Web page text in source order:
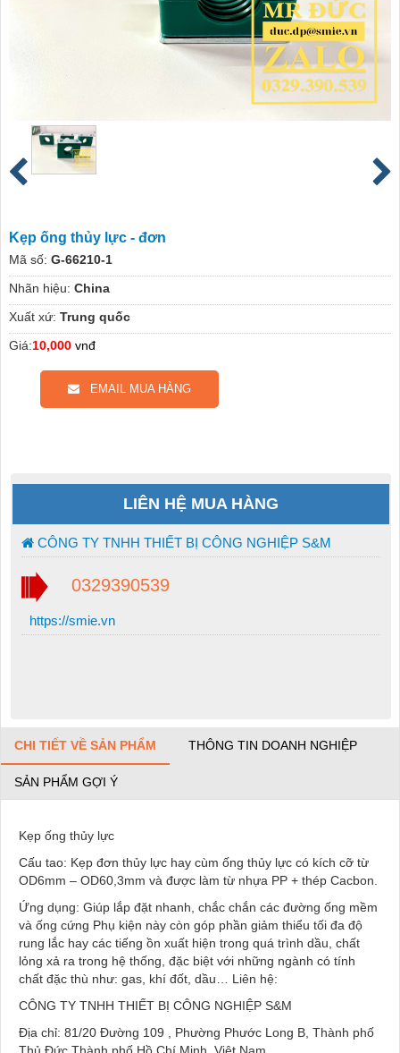
Kẹp ống thủy lực - đơn
Mã số: G-66210-1
Nhãn hiệu: China
Xuất xứ: Trung quốc
Giá:10,000 vnđ
EMAIL MUA HÀNG
LIÊN HỆ MUA HÀNG
CÔNG TY TNHH THIẾT BỊ CÔNG NGHIỆP S&M
0329390539
https://smie.vn
CHI TIẾT VỀ SẢN PHẨM THÔNG TIN DOANH NGHIỆP
SẢN PHẨM GỢI Ý
Kẹp ống thủy lực
Cấu tao: Kẹp đơn thủy lực hay cùm ống thủy lực có kích cỡ từ
OD6mm – OD60,3mm và được làm từ nhựa PP + thép Cacbon.
Ứng dụng: Giúp lắp đặt nhanh, chắc chắn các đường ống mềm
và ống cứng Phụ kiện này còn góp phần giảm thiểu tối đa độ
rung lắc hay các tiếng ồn xuất hiện trong quá trình dầu, chất
lỏng xả ra trong hệ thống, đặc biệt với những ngành có tính
chất đặc thù như: gas, khí đốt, dầu… Liên hệ:
CÔNG TY TNHH THIẾT BỊ CÔNG NGHIỆP S&M
Địa chỉ: 81/20 Đường 109 , Phường Phước Long B, Thành phố
Thủ Đức,Thành phố Hồ Chí Minh, Việt Nam